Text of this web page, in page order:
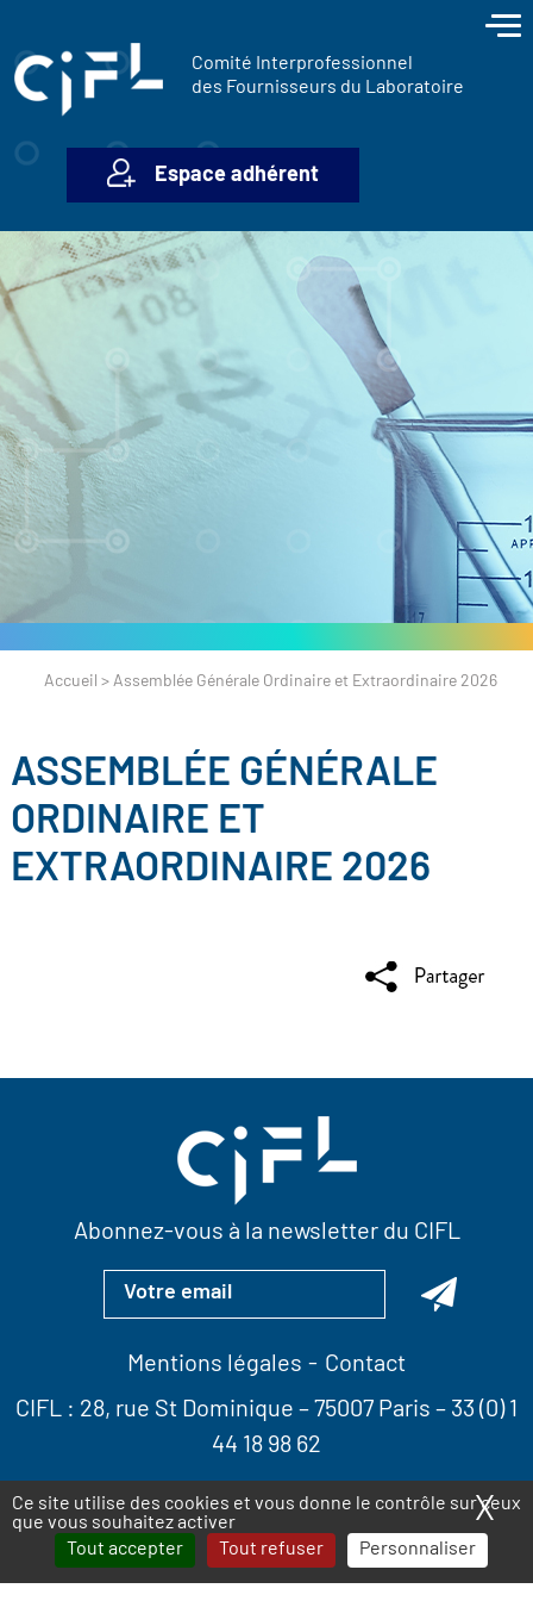
Ce site utilise des cookies et vous donne le contrôle sur ceux
que vous souhaitez activer
Tout accepter
Tout refuser Personnaliser
X
Comité Interprofessionnel
des Fournisseurs du Laboratoire
Espace adhérent
Accueil > Assemblée Générale Ordinaire et Extraordinaire 2026
ASSEMBLÉE GÉNÉRALE
ORDINAIRE ET
EXTRAORDINAIRE 2026
Abonnez-vous à la newsletter du CIFL
Mentions légales
Contact
CIFL : 28, rue St Dominique – 75007 Paris – 33 (0) 1
44 18 98 62